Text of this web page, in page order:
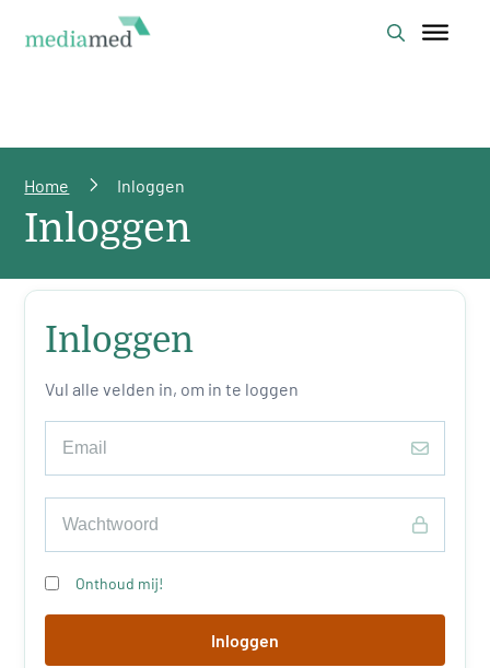
Home Inloggen
Inloggen
Inloggen
Vul alle velden in, om in te loggen
Onthoud mij!
Inloggen